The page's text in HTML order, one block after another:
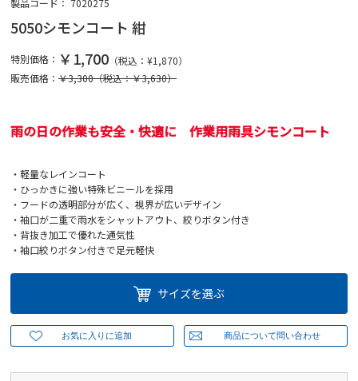
製品コード： 7020275
5050シモンコート 紺
特別価格： ￥1,700 （税込：¥1,870）
販売価格： ￥3,300（税込：￥3,630）
雨の日の作業も安全・快適に 作業用雨具シモンコート
・軽量なレインコート
・ひっかきに強い特殊ビニールを採用
・フードの透明部分が広く、視界が広いデザイン
・袖口が二重で雨水をシャットアウト、絞りボタン付き
・背抜き加工で優れた通気性
・袖口絞りボタン付きで足元軽快
サイズを選ぶ